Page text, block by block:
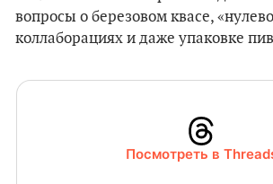
вопросы о березовом квасе,
коллаборациях и даже упаковке
Посмотреть в